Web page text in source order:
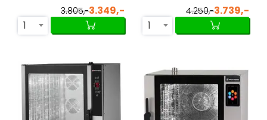
3.805,-3.349,-
1
4.250,-3.739,-
1